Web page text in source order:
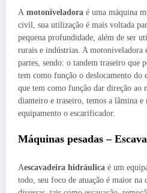
A motoniveladora é uma máquina
civil, sua utilização é mais voltada
pequena profundidade, além de ser
rurais e indústrias. A motoniveladora
partes, sendo: o tandem traseiro que
tem como função o deslocamento do
que tem como função dar direção ao
dianteiro e traseiro, temos a lâmina e
equipamento o escarificador.
Máquinas pesadas –
Aescavadeira hidráulica é um
todo, seu foco de atuação é maior na